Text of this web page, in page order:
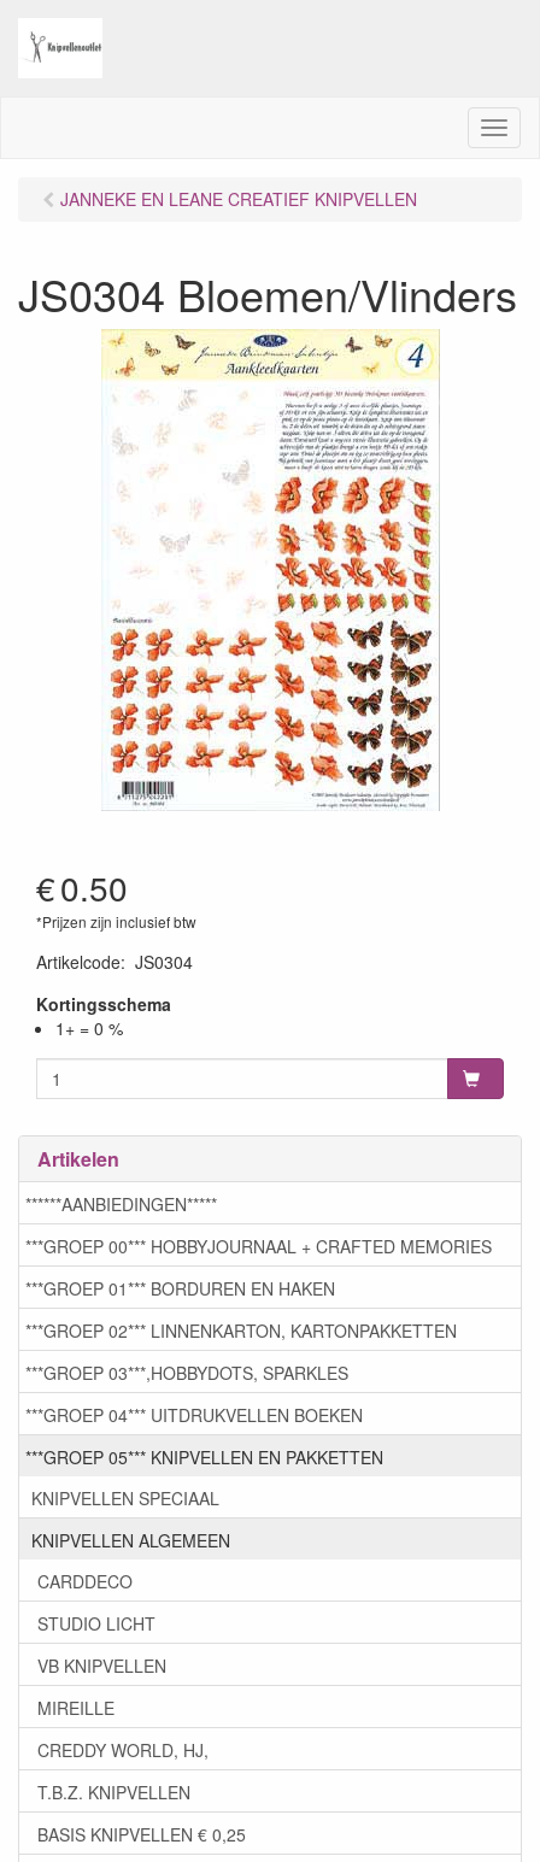
M
e
JANNEKE EN LEANE CREATIEF KNIPVELLEN
JS0304 Bloemen/Vlinders
€0.50
*Prijzen zijn inclusief btw
Artikelcode: JS0304
Kortingsschema
1+ = 0 %
Artikelen
******AANBIEDINGEN*****
***GROEP 00*** HOBBYJOURNAAL + CRAFTED MEMORIES
***GROEP 01*** BORDUREN EN HAKEN
***GROEP 02*** LINNENKARTON, KARTONPAKKETTEN
***GROEP 03***,HOBBYDOTS, SPARKLES
***GROEP 04*** UITDRUKVELLEN BOEKEN
***GROEP 05*** KNIPVELLEN EN PAKKETTEN
KNIPVELLEN SPECIAAL
KNIPVELLEN ALGEMEEN
CARDDECO
STUDIO LICHT
VB KNIPVELLEN
MIREILLE
CREDDY WORLD, HJ,
T.B.Z. KNIPVELLEN
BASIS KNIPVELLEN € 0,25